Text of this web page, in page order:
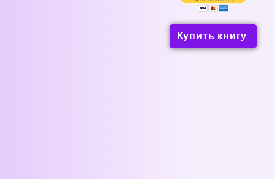
Купить книгу